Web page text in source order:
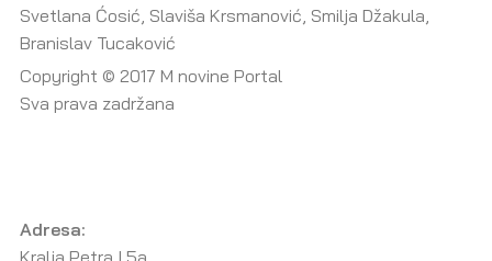
Svetlana Ćosić, Slaviša Krsmanović, Smilja Džakula,
Branislav Tucaković
Copyright © 2017 M novine Portal
Sva prava zadržana
Adresa:
Kralja Petra I 5a